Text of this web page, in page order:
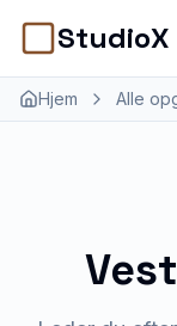
StudioX
Hjem Alle